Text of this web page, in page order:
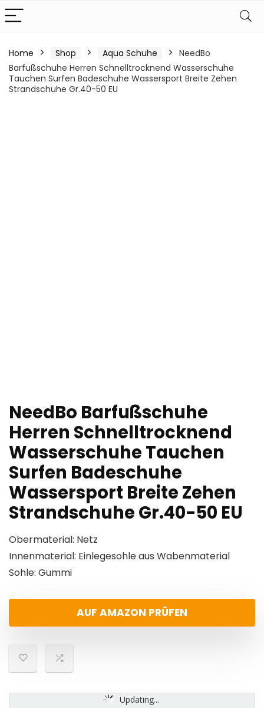
Home Shop Aqua Schuhe
NeedBo
Barfußschuhe Herren Schnelltrocknend Wasserschuhe
Tauchen Surfen Badeschuhe Wassersport Breite Zehen
Strandschuhe Gr.40-50 EU
NeedBo Barfußschuhe
Herren Schnelltrocknend
Wasserschuhe Tauchen
Surfen Badeschuhe
Wassersport Breite Zehen
Strandschuhe Gr.40-50 EU
Obermaterial: Netz
Innenmaterial: Einlegesohle aus Wabenmaterial
Sohle: Gummi
AUF AMAZON PRÜFEN
Updating...